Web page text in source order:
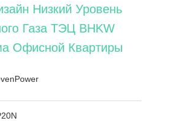
Низкий Уровень
Газа ТЭЦ BHKW
Офисной Квартиры